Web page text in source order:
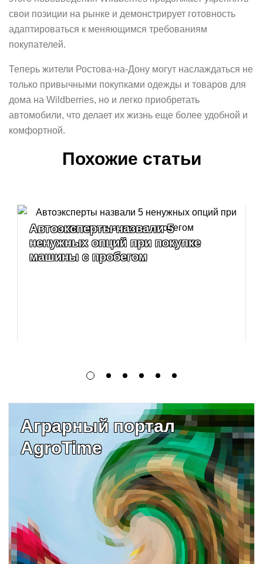
свои позиции на рынке и демонстрирует готовность
адаптироваться к меняющимся требованиям
покупателей.
Теперь жители Ростова-на-Дону могут наслаждаться не
только привычными покупками одежды и товаров для
дома на Wildberries, но и легко приобретать
автомобили, что делает их жизнь еще более удобной и
комфортной.
Похожие статьи
Автоэксперты назвали 5
ненужных опций при покупке
машины с пробегом
Аграрный портал
AgroTime